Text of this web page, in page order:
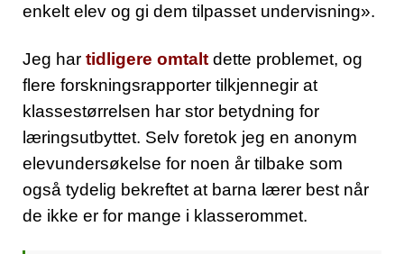
enkelt elev og gi dem tilpasset undervisning».
Jeg har tidligere omtalt dette problemet, og
flere forskningsrapporter tilkjennegir at
klassestørrelsen har stor betydning for
læringsutbyttet. Selv foretok jeg en anonym
elevundersøkelse for noen år tilbake som
også tydelig bekreftet at barna lærer best når
de ikke er for mange i klasserommet.